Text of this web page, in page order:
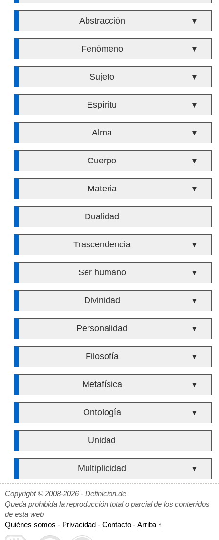
Abstracción ▼
Fenómeno ▼
Sujeto ▼
Espíritu ▼
Alma ▼
Cuerpo ▼
Materia ▼
Dualidad
Trascendencia ▼
Ser humano ▼
Divinidad ▼
Personalidad ▼
Filosofía ▼
Metafísica ▼
Ontología ▼
Unidad
Multiplicidad ▼
Copyright © 2008-2026 - Definicion.de
Queda prohibida la reproducción total o parcial de los contenidos
de esta web
Quiénes somos - Privacidad - Contacto - Arriba ↑